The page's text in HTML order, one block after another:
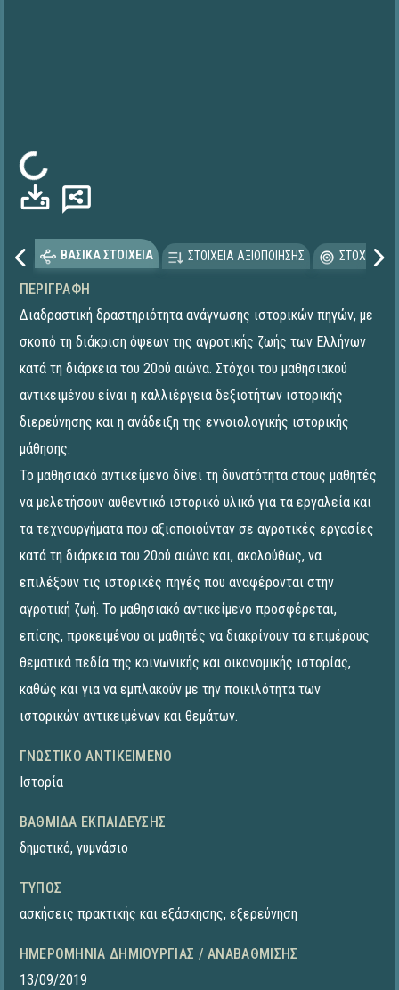
Φόρτωση...
ΒΑΣΙΚΑ ΣΤΟΙΧΕΙΑ ΣΤΟΙΧΕΙΑ ΑΞΙΟΠΟΙΗΣΗΣ
ΠΕΡΙΓΡΑΦΉ
Διαδραστική δραστηριότητα ανάγνωσης ιστορικών πηγών, με
σκοπό τη διάκριση όψεων της αγροτικής ζωής των Ελλήνων
κατά τη διάρκεια του 20ού αιώνα. Στόχοι του μαθησιακού
αντικειμένου είναι η καλλιέργεια δεξιοτήτων ιστορικής
διερεύνησης και η ανάδειξη της εννοιολογικής ιστορικής
μάθησης.
Το μαθησιακό αντικείμενο δίνει τη δυνατότητα στους μαθητές
να μελετήσουν αυθεντικό ιστορικό υλικό για τα εργαλεία και
τα τεχνουργήματα που αξιοποιούνταν σε αγροτικές εργασίες
κατά τη διάρκεια του 20ού αιώνα και, ακολούθως, να
επιλέξουν τις ιστορικές πηγές που αναφέρονται στην
αγροτική ζωή. Το μαθησιακό αντικείμενο προσφέρεται,
επίσης, προκειμένου οι μαθητές να διακρίνουν τα επιμέρους
θεματικά πεδία της κοινωνικής και οικονομικής ιστορίας,
καθώς και για να εμπλακούν με την ποικιλότητα των
ιστορικών αντικειμένων και θεμάτων.
ΓΝΩΣΤΙΚΌ ΑΝΤΙΚΕΊΜΕΝΟ
Ιστορία
ΒΑΘΜΊΔΑ ΕΚΠΑΊΔΕΥΣΗΣ
δημοτικό, γυμνάσιο
ΤΎΠΟΣ
ασκήσεις πρακτικής και εξάσκησης, εξερεύνηση
ΗΜΕΡΟΜΗΝΊΑ ΔΗΜΙΟΥΡΓΊΑΣ / ΑΝΑΒΆΘΜΙΣΗΣ
13/09/2019